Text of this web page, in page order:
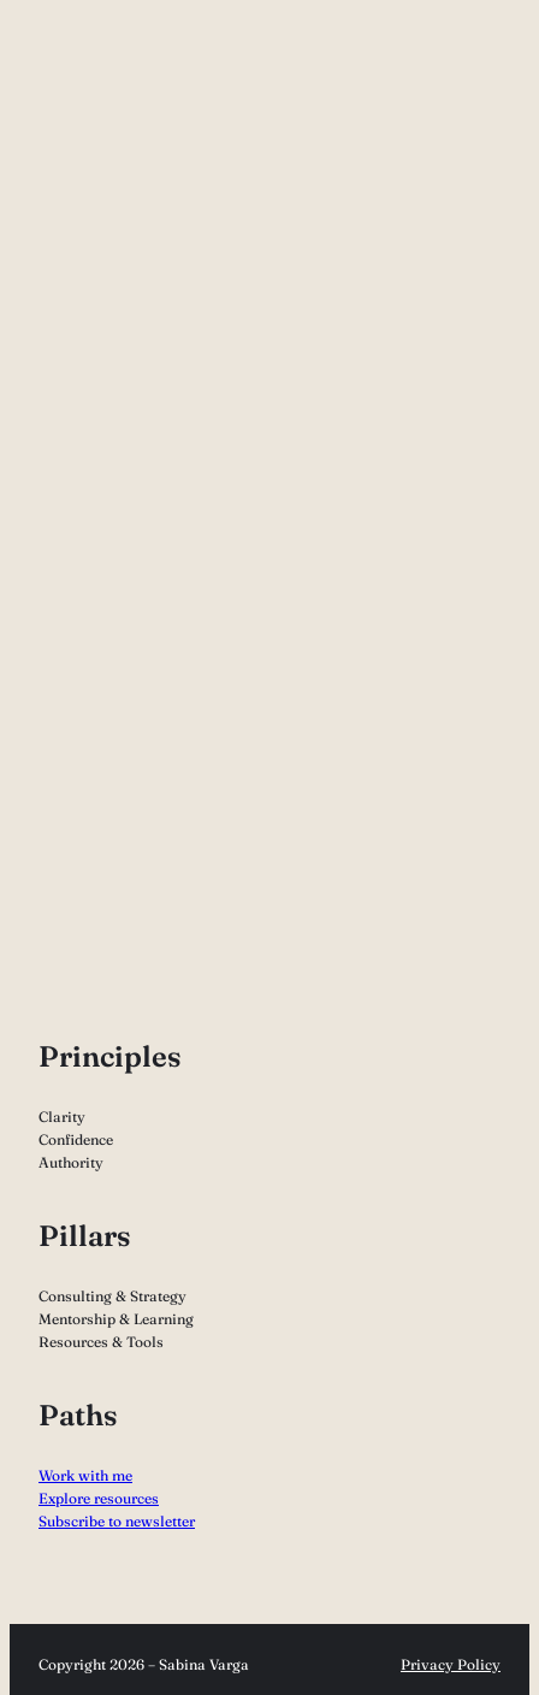
Principles
Clarity
Confidence
Authority
Pillars
Consulting & Strategy
Mentorship & Learning
Resources & Tools
Paths
Work with me
Explore resources
Subscribe to newsletter
Copyright 2026 – Sabina Varga Privacy Policy